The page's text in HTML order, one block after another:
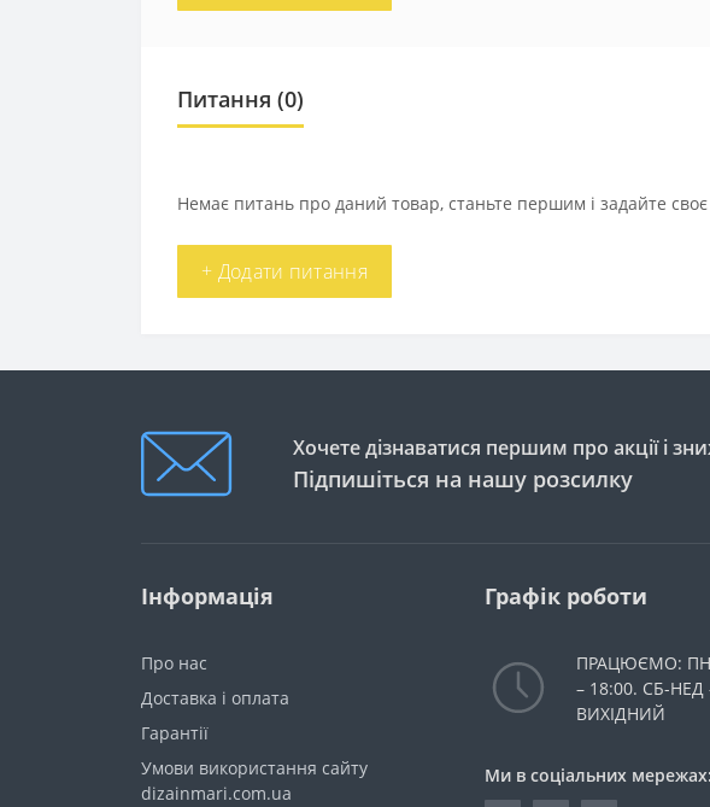
Питання (0)
Немає питань про даний товар, станьте першим і задайте
+ Додати питання
Хочете дізнаватися першим про акції і
Підпишіться на нашу розсилку
Інформація
Про нас
Доставка і оплата
Гарантії
Умови використання сайту
dizainmari.com.ua
Графік роботи
ПРАЦЮЄМО:
– 18:00. СБ-НЕД
ВИХІДНИЙ
Ми в соціальних мережах: